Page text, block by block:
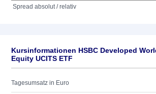
Spread absolut / relativ
Kursinformationen HSBC Developed
Equity UCITS ETF
Tagesumsatz in Euro